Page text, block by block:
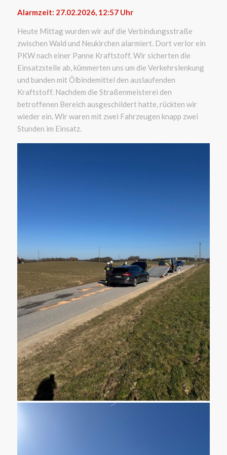
Alarmzeit: 27.02.2026, 12:57 Uhr
Heute Mittag wurden wir auf die Verbindungsstraße
zwischen Wald und Neukirchen alarmiert. Dort verlor ein
PKW nach einer Panne Kraftstoff. Wir sicherten die
Einsatzstelle ab, kümmerten uns um die Verkehrslenkung
und banden mit Ölbindemittel den auslaufenden
Kraftstoff. Nachdem die Straßenmeisterei den
betroffenen Bereich ausgeschildert hatte, rückten wir
wieder ein. Wir waren mit zwei Fahrzeugen knapp zwei
Stunden im Einsatz.